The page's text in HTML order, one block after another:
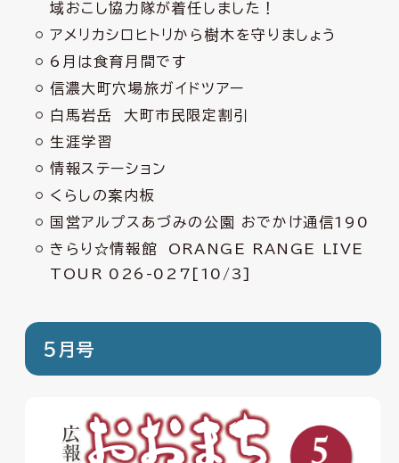
域おこし協力隊が着任しました！
アメリカシロヒトリから樹木を守りましょう
6月は食育月間です
信濃大町穴場旅ガイドツアー
白馬岩岳 大町市民限定割引
生涯学習
情報ステーション
くらしの案内板
国営アルプスあづみの公園 おでかけ通信190
きらり☆情報館 ORANGE RANGE LIVE
TOUR 026-027[10/3]
5月号